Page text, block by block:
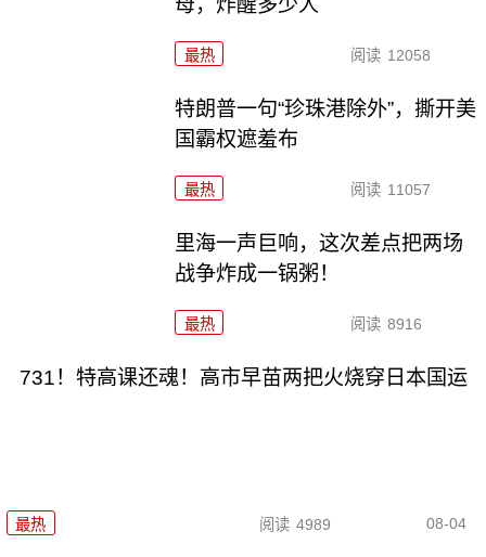
母，炸醒多少人
最热 阅读 12058
特朗普一句“珍珠港除外”，撕开美
国霸权遮羞布
最热 阅读 11057
里海一声巨响，这次差点把两场
战争炸成一锅粥！
最热 阅读 8916
731！特高课还魂！高市早苗两把火烧穿日本国运
最热 阅读 4989 08-04